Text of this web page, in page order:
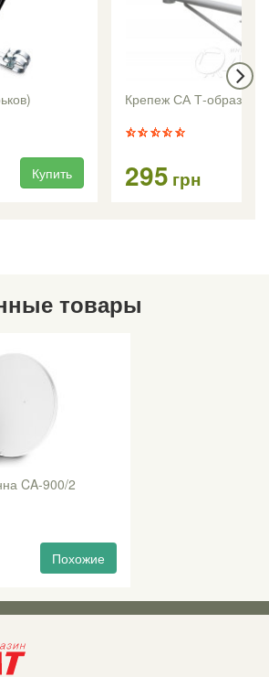
Купить
Крепеж СА Т-образный
295 грн
товары
CA-900/2
Похожие